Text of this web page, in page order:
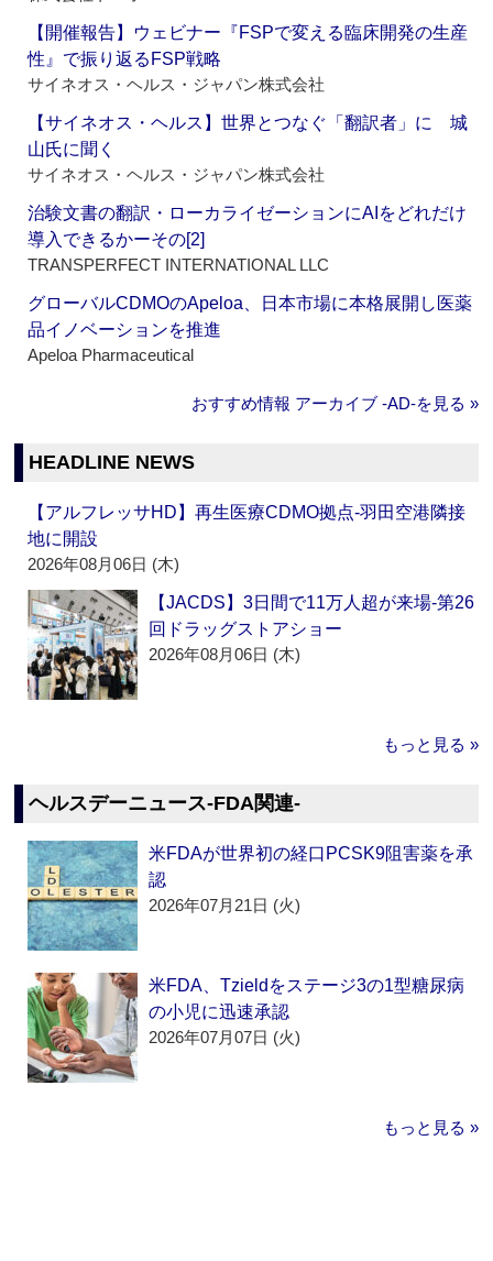
【開催報告】ウェビナー『FSPで変える臨床開発の生産
性』で振り返るFSP戦略
サイネオス・ヘルス・ジャパン株式会社
【サイネオス・ヘルス】世界とつなぐ「翻訳者」に 城
山氏に聞く
サイネオス・ヘルス・ジャパン株式会社
治験文書の翻訳・ローカライゼーションにAIをどれだけ
導入できるかーその[2]
TRANSPERFECT INTERNATIONAL LLC
グローバルCDMOのApeloa、日本市場に本格展開し医薬
品イノベーションを推進
Apeloa Pharmaceutical
おすすめ情報 アーカイブ ‐AD‐を見る »
HEADLINE NEWS
【アルフレッサHD】再生医療CDMO拠点‐羽田空港隣接
地に開設
2026年08月06日 (木)
【JACDS】3日間で11万人超が来場‐第26
回ドラッグストアショー
2026年08月06日 (木)
もっと見る »
ヘルスデーニュース‐FDA関連‐
米FDAが世界初の経口PCSK9阻害薬を承
認
2026年07月21日 (火)
米FDA、Tzieldをステージ3の1型糖尿病
の小児に迅速承認
2026年07月07日 (火)
もっと見る »